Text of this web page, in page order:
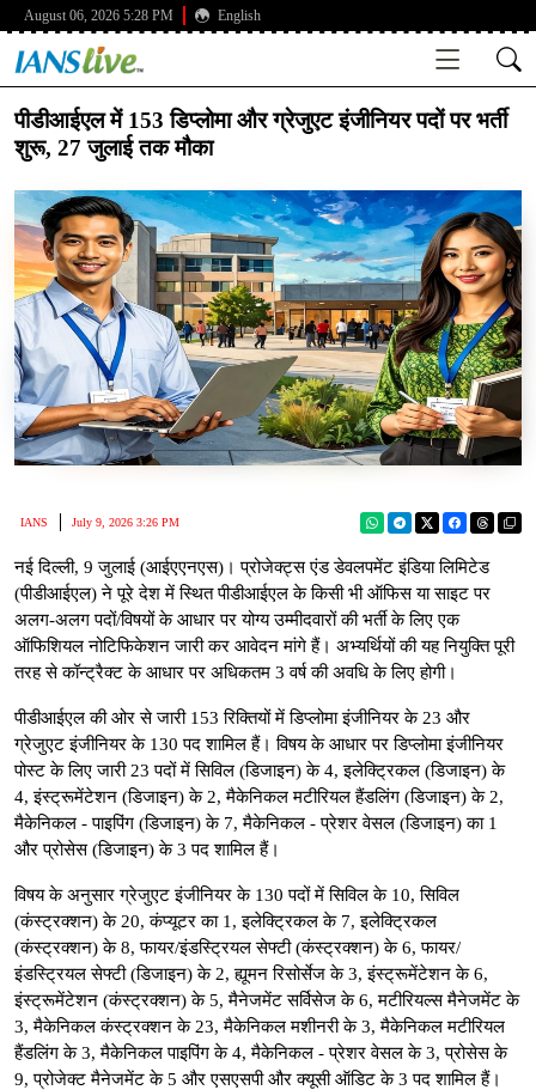
August 06, 2026 5:28 PM English
पीडीआईएल में 153 डिप्लोमा और ग्रेजुएट इंजीनियर पदों पर भर्ती
शुरू, 27 जुलाई तक मौका
IANS July 9, 2026 3:26 PM
नई दिल्ली, 9 जुलाई (आईएएनएस)। प्रोजेक्ट्स एंड डेवलपमेंट इंडिया लिमिटेड
(पीडीआईएल) ने पूरे देश में स्थित पीडीआईएल के किसी भी ऑफिस या साइट पर
अलग-अलग पदों/विषयों के आधार पर योग्य उम्मीदवारों की भर्ती के लिए एक
ऑफिशियल नोटिफिकेशन जारी कर आवेदन मांगे हैं। अभ्यर्थियों की यह नियुक्ति पूरी
तरह से कॉन्ट्रैक्ट के आधार पर अधिकतम 3 वर्ष की अवधि के लिए होगी।
पीडीआईएल की ओर से जारी 153 रिक्तियों में डिप्लोमा इंजीनियर के 23 और
ग्रेजुएट इंजीनियर के 130 पद शामिल हैं। विषय के आधार पर डिप्लोमा इंजीनियर
पोस्ट के लिए जारी 23 पदों में सिविल (डिजाइन) के 4, इलेक्ट्रिकल (डिजाइन) के
4, इंस्ट्रूमेंटेशन (डिजाइन) के 2, मैकेनिकल मटीरियल हैंडलिंग (डिजाइन) के 2,
मैकेनिकल - पाइपिंग (डिजाइन) के 7, मैकेनिकल - प्रेशर वेसल (डिजाइन) का 1
और प्रोसेस (डिजाइन) के 3 पद शामिल हैं।
विषय के अनुसार ग्रेजुएट इंजीनियर के 130 पदों में सिविल के 10, सिविल
(कंस्ट्रक्शन) के 20, कंप्यूटर का 1, इलेक्ट्रिकल के 7, इलेक्ट्रिकल
(कंस्ट्रक्शन) के 8, फायर/इंडस्ट्रियल सेफ्टी (कंस्ट्रक्शन) के 6, फायर/
इंडस्ट्रियल सेफ्टी (डिजाइन) के 2, ह्यूमन रिसोर्सेज के 3, इंस्ट्रूमेंटेशन के 6,
इंस्ट्रूमेंटेशन (कंस्ट्रक्शन) के 5, मैनेजमेंट सर्विसेज के 6, मटीरियल्स मैनेजमेंट के
3, मैकेनिकल कंस्ट्रक्शन के 23, मैकेनिकल मशीनरी के 3, मैकेनिकल मटीरियल
हैंडलिंग के 3, मैकेनिकल पाइपिंग के 4, मैकेनिकल - प्रेशर वेसल के 3, प्रोसेस के
9, प्रोजेक्ट मैनेजमेंट के 5 और एसएसपी और क्यूसी ऑडिट के 3 पद शामिल हैं।